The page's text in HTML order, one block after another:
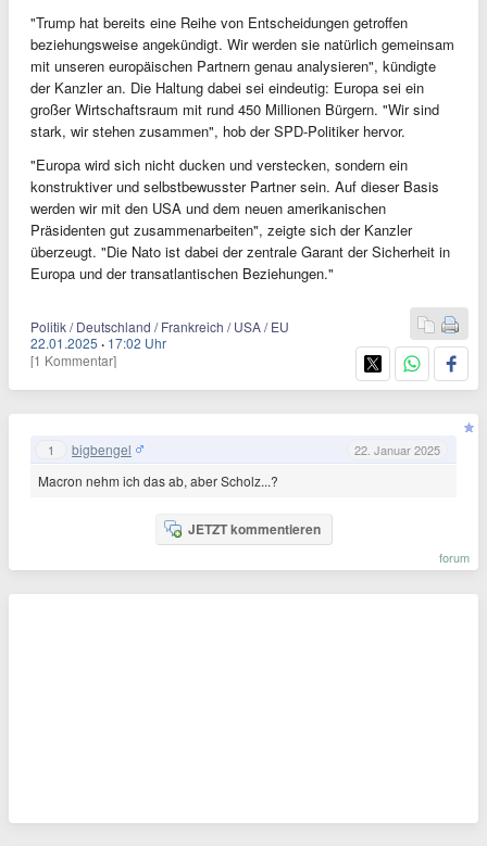
"Trump hat bereits eine Reihe von Entscheidungen getroffen
beziehungsweise angekündigt. Wir werden sie natürlich gemeinsam
mit unseren europäischen Partnern genau analysieren", kündigte
der Kanzler an. Die Haltung dabei sei eindeutig: Europa sei ein
großer Wirtschaftsraum mit rund 450 Millionen Bürgern. "Wir sind
stark, wir stehen zusammen", hob der SPD-Politiker hervor.
"Europa wird sich nicht ducken und verstecken, sondern ein
konstruktiver und selbstbewusster Partner sein. Auf dieser Basis
werden wir mit den USA und dem neuen amerikanischen
Präsidenten gut zusammenarbeiten", zeigte sich der Kanzler
überzeugt. "Die Nato ist dabei der zentrale Garant der Sicherheit in
Europa und der transatlantischen Beziehungen."
Politik / Deutschland / Frankreich / USA / EU
22.01.2025 · 17:02 Uhr
[1 Kommentar]
1 bigbengel 22. Januar 2025
Macron nehm ich das ab, aber Scholz...?
JETZT kommentieren
forum